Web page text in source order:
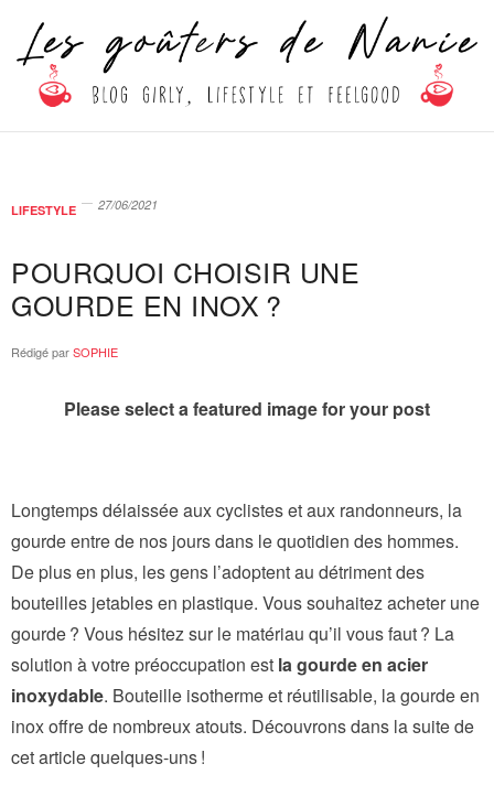
LIFESTYLE 27/06/2021
POURQUOI CHOISIR UNE
GOURDE EN INOX ?
Rédigé parSOPHIE
Please select a featured image for your post
Longtemps délaissée aux cyclistes et aux randonneurs, la
gourde entre de nos jours dans le quotidien des hommes.
De plus en plus, les gens l’adoptent au détriment des
bouteilles jetables en plastique. Vous souhaitez acheter une
gourde ? Vous hésitez sur le matériau qu’il vous faut ? La
solution à votre préoccupation est la gourde en acier
inoxydable. Bouteille isotherme et réutilisable, la gourde en
inox offre de nombreux atouts. Découvrons dans la suite de
cet article quelques-uns !